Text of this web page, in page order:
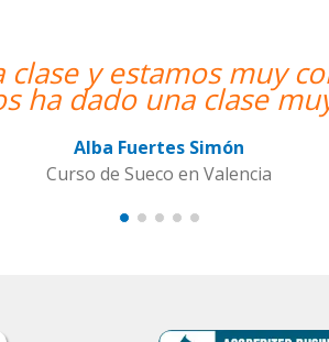
profesora es una
entretenida.””